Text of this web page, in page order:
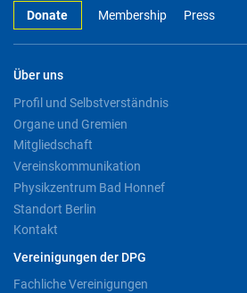
Donate Membership Press
Über uns
Profil und Selbstverständnis
Organe und Gremien
Mitgliedschaft
Vereinskommunikation
Physikzentrum Bad Honnef
Standort Berlin
Kontakt
Vereinigungen der DPG
Fachliche Vereinigungen